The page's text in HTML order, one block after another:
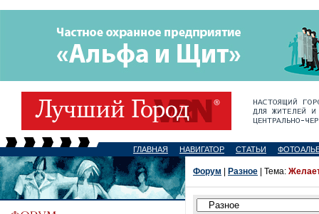
ГЛАВНАЯ НАВИГАТОР СТАТЬИ
Форум Разное | Тема: